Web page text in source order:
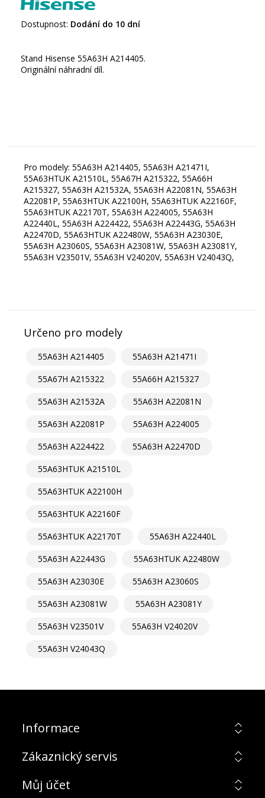
Dostupnost: Dodání do 10 dní
Stand Hisense 55A63H A214405.
Originální náhradní díl.
Pro modely: 55A63H A214405, 55A63H A21471I,
55A63HTUK A21510L, 55A67H A215322, 55A66H
A215327, 55A63H A21532A, 55A63H A22081N, 55A63H
A22081P, 55A63HTUK A22100H, 55A63HTUK A22160F,
55A63HTUK A22170T, 55A63H A224005, 55A63H
A22440L, 55A63H A224422, 55A63H A22443G, 55A63H
A22470D, 55A63HTUK A22480W, 55A63H A23030E,
55A63H A23060S, 55A63H A23081W, 55A63H A23081Y,
55A63H V23501V, 55A63H V24020V, 55A63H V24043Q,
Určeno pro modely
55A63H A214405
55A63H A21471I
55A67H A215322
55A66H A215327
55A63H A21532A
55A63H A22081N
55A63H A22081P
55A63H A224005
55A63H A224422
55A63H A22470D
55A63HTUK A21510L
55A63HTUK A22100H
55A63HTUK A22160F
55A63HTUK A22170T
55A63H A22440L
55A63H A22443G
55A63HTUK A22480W
55A63H A23030E
55A63H A23060S
55A63H A23081W
55A63H A23081Y
55A63H V23501V
55A63H V24020V
55A63H V24043Q
Informace
Zákaznický servis
Můj účet